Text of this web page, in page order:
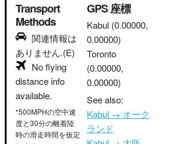
Transport
Methods
関連情報は
ありません.(E)
No flying
distance info
available.
*500MPHの空中速
度と30分の離着陸
時の滑走時間を仮定
GPS 座標
Kabul (0.00000,
0.00000)
Toronto
(0.00000,
0.00000)
See also:
Kabul → オーク
ランド